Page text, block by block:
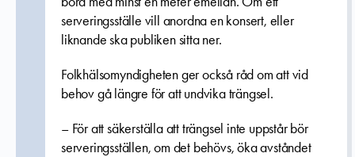
serveringsställe vill anordna en konsert, eller
liknande ska publiken sitta ner.
Folkhälsomyndigheten ger också råd om att vid
behov gå längre för att undvika trängsel.
– För att säkerställa att trängsel inte uppstår bör
serveringsställen, om det behövs, öka avståndet